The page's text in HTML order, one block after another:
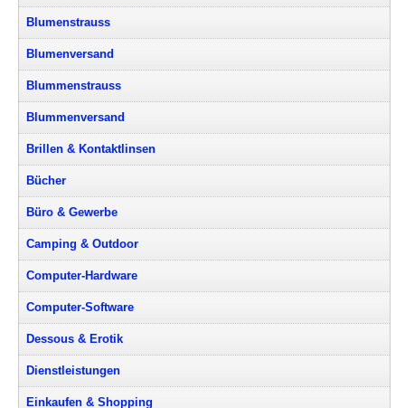
Blumenstrauss
Blumenversand
Blummenstrauss
Blummenversand
Brillen & Kontaktlinsen
Bücher
Büro & Gewerbe
Camping & Outdoor
Computer-Hardware
Computer-Software
Dessous & Erotik
Dienstleistungen
Einkaufen & Shopping